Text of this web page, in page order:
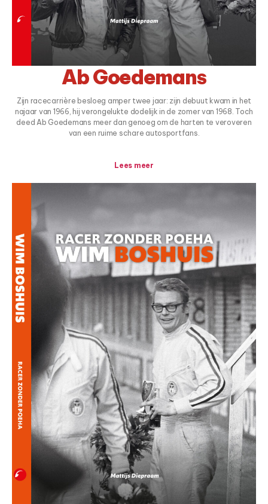
Ab Goedemans
Zijn racecarrière besloeg amper twee jaar: zijn debuut kwam in het
najaar van 1966, hij verongelukte dodelijk in de zomer van 1968. Toch
deed Ab Goedemans meer dan genoeg om de harten te veroveren
van een ruime schare autosportfans.
Lees meer